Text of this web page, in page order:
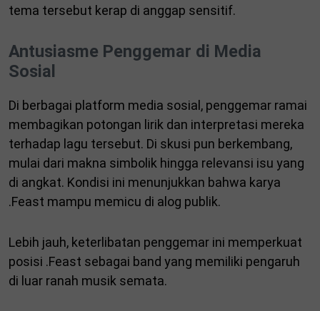
tema tersebut kerap di anggap sensitif.
Antusiasme Penggemar di Media
Sosial
Di berbagai platform media sosial, penggemar ramai
membagikan potongan lirik dan interpretasi mereka
terhadap lagu tersebut. Di skusi pun berkembang,
mulai dari makna simbolik hingga relevansi isu yang
di angkat. Kondisi ini menunjukkan bahwa karya
.Feast mampu memicu di alog publik.
Lebih jauh, keterlibatan penggemar ini memperkuat
posisi .Feast sebagai band yang memiliki pengaruh
di luar ranah musik semata.